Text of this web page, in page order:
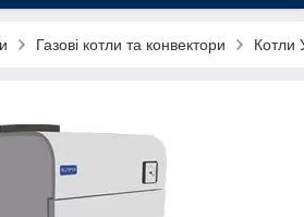
Газові котли та конвектори Котли